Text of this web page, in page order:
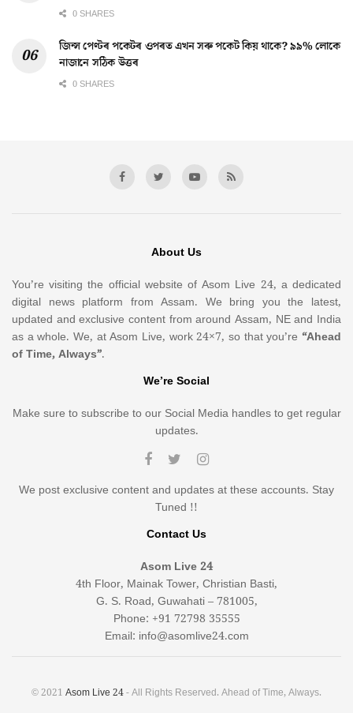
0 SHARES
জিন্স পেণ্টৰ পকেটৰ ওপৰত এখন সৰু পকেট কিয় থাকে? ৯৯% লোকে
নাজানে সঠিক উত্তৰ
0 SHARES
About Us
You’re visiting the official website of Asom Live 24, a dedicated
digital news platform from Assam. We bring you the latest,
updated and exclusive content from around Assam, NE and India
as a whole. We, at Asom Live, work 24×7, so that you’re “Ahead
of Time, Always”.
We’re Social
Make sure to subscribe to our Social Media handles to get regular
updates.
We post exclusive content and updates at these accounts. Stay
Tuned !!
Contact Us
Asom Live 24
4th Floor, Mainak Tower, Christian Basti,
G. S. Road, Guwahati – 781005,
Phone: +91 72798 35555
Email: info@asomlive24.com
© 2021 Asom Live 24- All Rights Reserved. Ahead of Time, Always.